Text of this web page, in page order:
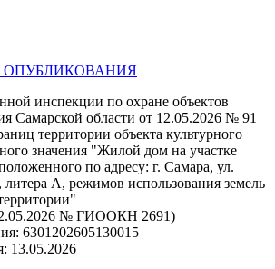
ОПУБЛИКОВАНИЯ
инспекции по охране объектов
Самарской области от 12.05.2026 № 91
территории объекта культурного
значения "Жилой дом на участке
по адресу: г. Самара, ул.
А, режимов использования земель
№ ГИООКН 2691)
6301202605130015
13.05.2026